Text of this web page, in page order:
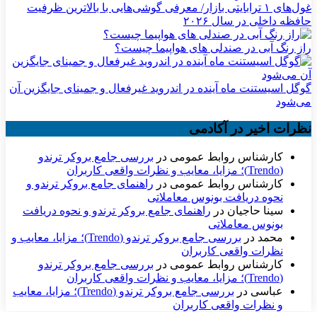
غول‌های ۱ ترابایتی بازار/ معرفی گوشی‌هایی با بالاترین ظرفیت
حافظه داخلی در سال ۲۰۲۶
راز رنگ آبی در صندلی های هواپیما چیست؟
گوگل اسیستنت ماه آینده در اندروید غیرفعال و جمینای جایگزین آن
می‌شود
نظرات اخیر در آکادمی
کارشناس روابط عمومی در بررسی جامع بروکر ترندو
(Trendo)؛ مزایا، معایب و نظرات واقعی کاربران
کارشناس روابط عمومی در راهنمای جامع بروکر ترندو و
نحوه دریافت بونوس معاملاتی
سینا حاجیان در راهنمای جامع بروکر ترندو و نحوه دریافت
بونوس معاملاتی
محمد در
بررسی جامع بروکر ترندو (Trendo)؛ مزایا، معایب و
نظرات واقعی کاربران
کارشناس روابط عمومی در بررسی جامع بروکر ترندو
(Trendo)؛ مزایا، معایب و نظرات واقعی کاربران
عباسی در
بررسی جامع بروکر ترندو (Trendo)؛ مزایا، معایب
و نظرات واقعی کاربران